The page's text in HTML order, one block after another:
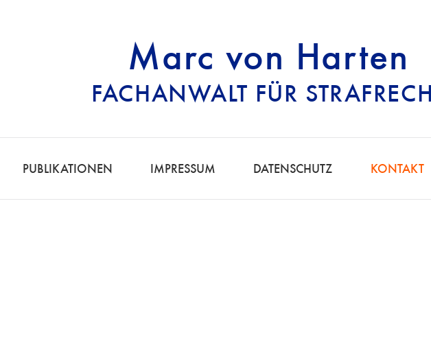
Marc von Harten
FACHANWALT FÜR
| RECHTSANWALT
PUBLIKATIONEN IMPRESSUM DATENSCHUTZ KONTAKT